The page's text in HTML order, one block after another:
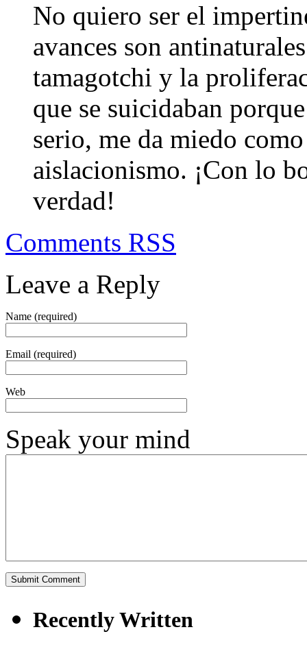
No quiero ser el
avances son
tamagotchi y la
que se suicidaban
serio, me da miedo
aislacionismo. ¡Con lo
verdad!
Comments RSS
Leave a Reply
Name (required)
Email (required)
Web
Speak your mind
Recently Written